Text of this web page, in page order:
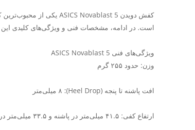
است. در ادامه، مشخصات فنی و ویژگی‌های کلیدی
ویژگی‌های فنی ASICS Novablast 5
وزن: حدود ۲۵۵ گرم
افت پاشنه تا پنجه (Heel Drop): ۸ میلی‌متر
ارتفاع کفی: ۴۱.۵ میلی‌متر در پاشنه و ۳۳.۵ میلی‌متر در پنجه